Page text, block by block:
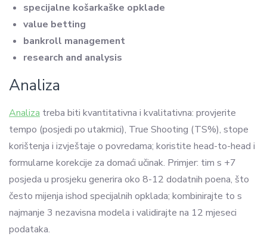
specijalne košarkaške opklade
value betting
bankroll management
research and analysis
Analiza
Analiza treba biti kvantitativna i kvalitativna: provjerite
tempo (posjedi po utakmici), True Shooting (TS%), stope
korištenja i izvještaje o povredama; koristite head-to-head i
formularne korekcije za domaći učinak. Primjer: tim s +7
posjeda u prosjeku generira oko 8-12 dodatnih poena, što
često mijenja ishod specijalnih opklada; kombinirajte to s
najmanje 3 nezavisna modela i validirajte na 12 mjeseci
podataka.